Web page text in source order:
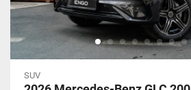
SUV